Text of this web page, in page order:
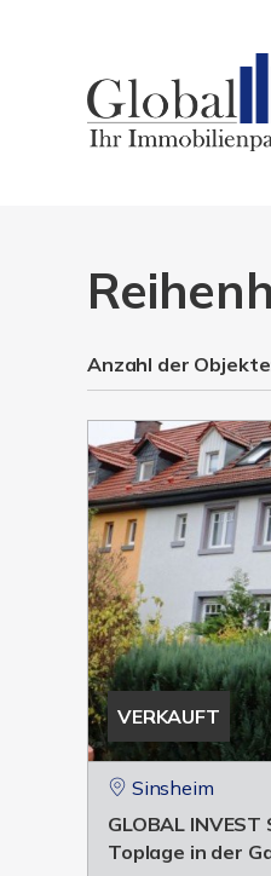
Anzahl der
VERKAUFT
Sinsheim
GLOBAL
Toplage in der